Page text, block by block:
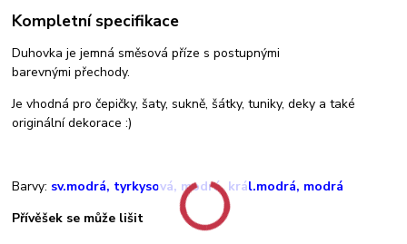
Kompletní specifikace
Duhovka je jemná směsová příze s postupnými
barevnými přechody.
Je vhodná pro čepičky, šaty, sukně, šátky, tuniky, deky a také
originální dekorace :)
Barvy: sv.modrá, tyrkysová, modrá, král.modrá, modrá
Přívěšek se může lišit